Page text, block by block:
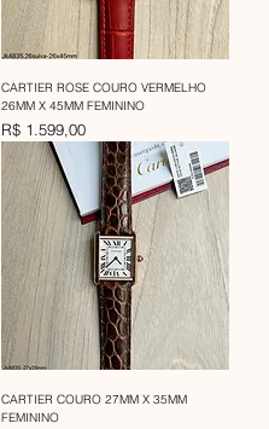
CARTIER ROSE COURO VERMELHO
26MM X 45MM FEMININO
Preço
R$ 1.599,00
CARTIER COURO 27MM X 35MM
FEMININO